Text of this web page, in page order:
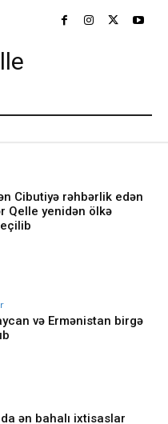
Cibutiyə rəhbərlik edən
Qelle yenidən ölkə
və Ermənistan birgə
ən bahalı ixtisaslar